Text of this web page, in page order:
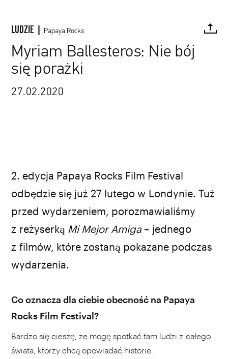
LUDZIE | Papaya.Rocks
Myriam Ballesteros: Nie bój
się porażki
27.02.2020
2. edycja Papaya Rocks Film Festival
odbędzie się już 27 lutego w Londynie. Tuż
przed wydarzeniem, porozmawialiśmy
z reżyserką Mi Mejor Amiga – jednego
z filmów, które zostaną pokazane podczas
wydarzenia.
Co oznacza dla ciebie obecność na Papaya
Rocks Film Festival?
Bardzo się cieszę, że mogę spotkać tam ludzi z całego
świata, którzy chcą opowiadać historie.